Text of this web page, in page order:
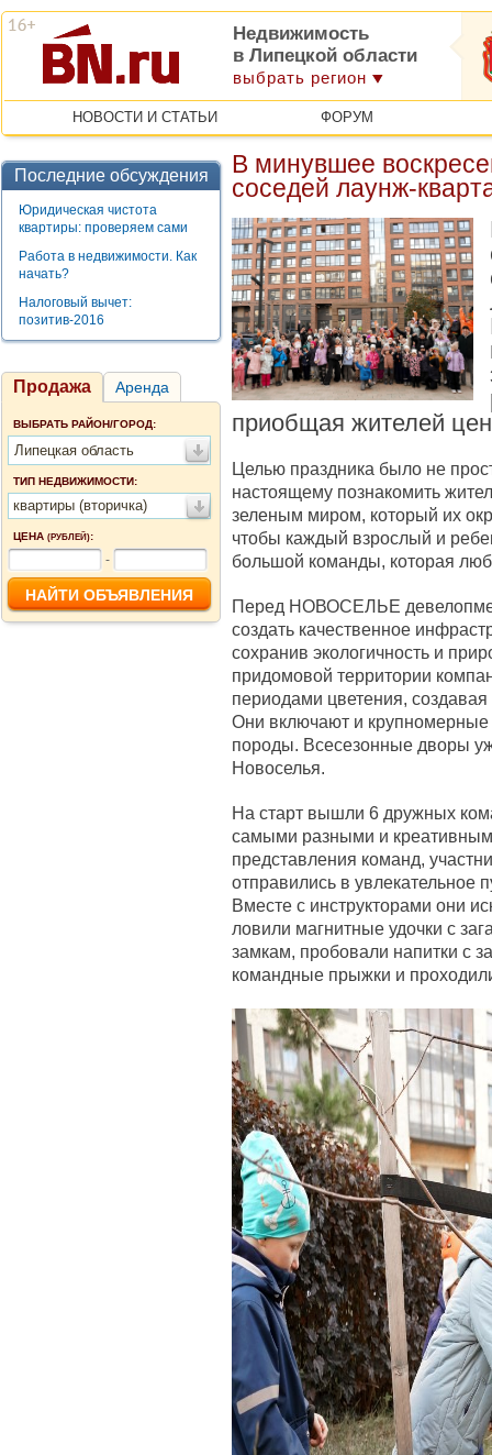
Недвижимость
в Липецкой области
выбрать регион
НОВОСТИ И СТАТЬИ ФОРУМ
Последние обсуждения
Юридическая чистота
квартиры: проверяем сами
Работа в недвижимости. Как
начать?
Налоговый вычет:
позитив-2016
Продажа Аренда
ВЫБРАТЬ РАЙОН/ГОРОД:
Липецкая область
ТИП НЕДВИЖИМОСТИ:
квартиры (вторичка)
ЦЕНА (РУБЛЕЙ):
-
В минувшее
соседей лаунж-
приобщая жителей
Целью праздника было не
настоящему познакомить
зеленым миром, который их
чтобы каждый взрослый и
большой команды, которая
Перед НОВОСЕЛЬЕ
создать качественное
сохранив экологичность и
придомовой территории
периодами цветения,
Они включают и
породы. Всесезонные дворы
Новоселья.
На старт вышли 6 дружных
самыми разными и
представления команд,
отправились в увлекательное
Вместе с инструкторами они
ловили магнитные удочки с
замкам, пробовали напитки с
командные прыжки и